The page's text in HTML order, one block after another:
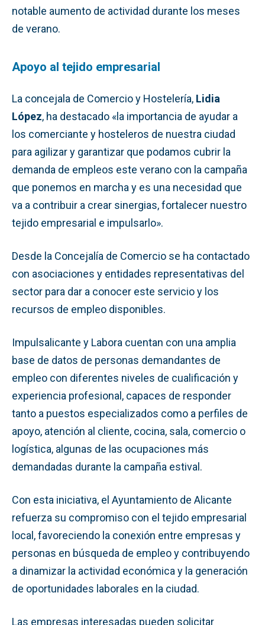
notable aumento de actividad durante los meses
de verano.
Apoyo al tejido empresarial
La concejala de Comercio y Hostelería, Lidia
López, ha destacado «la importancia de ayudar a
los comerciante y hosteleros de nuestra ciudad
para agilizar y garantizar que podamos cubrir la
demanda de empleos este verano con la campaña
que ponemos en marcha y es una necesidad que
va a contribuir a crear sinergias, fortalecer nuestro
tejido empresarial e impulsarlo».
Desde la Concejalía de Comercio se ha contactado
con asociaciones y entidades representativas del
sector para dar a conocer este servicio y los
recursos de empleo disponibles.
Impulsalicante y Labora cuentan con una amplia
base de datos de personas demandantes de
empleo con diferentes niveles de cualificación y
experiencia profesional, capaces de responder
tanto a puestos especializados como a perfiles de
apoyo, atención al cliente, cocina, sala, comercio o
logística, algunas de las ocupaciones más
demandadas durante la campaña estival.
Con esta iniciativa, el Ayuntamiento de Alicante
refuerza su compromiso con el tejido empresarial
local, favoreciendo la conexión entre empresas y
personas en búsqueda de empleo y contribuyendo
a dinamizar la actividad económica y la generación
de oportunidades laborales en la ciudad.
Las empresas interesadas pueden solicitar